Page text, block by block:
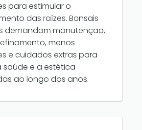
para estimular o
das raízes. Bonsais
demandam manutenção,
menos
e cuidados extras para
saúde e a estética
ao longo dos anos.